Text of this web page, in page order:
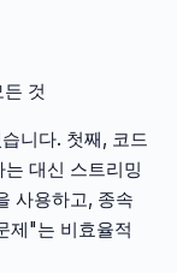
것
니다. 첫째, 코드
대신 스트리밍
사용하고, 종속
제"는 비효율적